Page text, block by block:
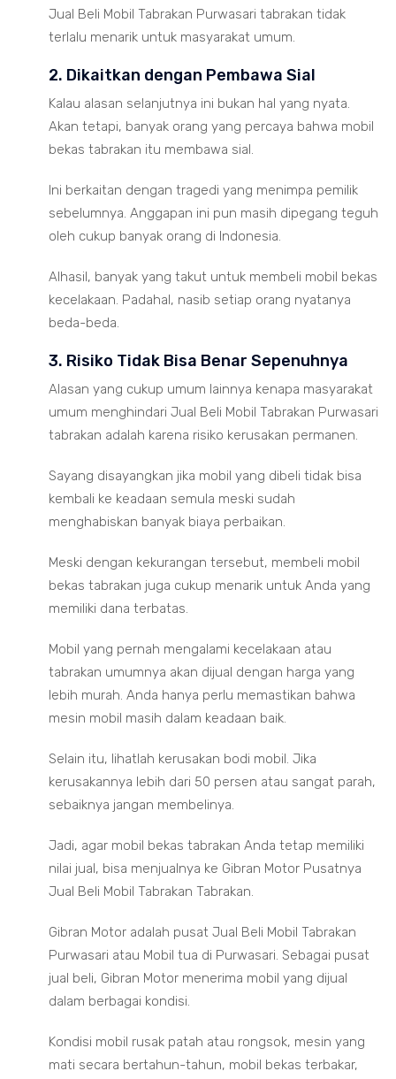
Jual Beli Mobil Tabrakan Purwasari tabrakan tidak
terlalu menarik untuk masyarakat umum.
2. Dikaitkan dengan Pembawa Sial
Kalau alasan selanjutnya ini bukan hal yang nyata.
Akan tetapi, banyak orang yang percaya bahwa mobil
bekas tabrakan itu membawa sial.
Ini berkaitan dengan tragedi yang menimpa pemilik
sebelumnya. Anggapan ini pun masih dipegang teguh
oleh cukup banyak orang di Indonesia.
Alhasil, banyak yang takut untuk membeli mobil bekas
kecelakaan. Padahal, nasib setiap orang nyatanya
beda-beda.
3. Risiko Tidak Bisa Benar Sepenuhnya
Alasan yang cukup umum lainnya kenapa masyarakat
umum menghindari Jual Beli Mobil Tabrakan Purwasari
tabrakan adalah karena risiko kerusakan permanen.
Sayang disayangkan jika mobil yang dibeli tidak bisa
kembali ke keadaan semula meski sudah
menghabiskan banyak biaya perbaikan.
Meski dengan kekurangan tersebut, membeli mobil
bekas tabrakan juga cukup menarik untuk Anda yang
memiliki dana terbatas.
Mobil yang pernah mengalami kecelakaan atau
tabrakan umumnya akan dijual dengan harga yang
lebih murah. Anda hanya perlu memastikan bahwa
mesin mobil masih dalam keadaan baik.
Selain itu, lihatlah kerusakan bodi mobil. Jika
kerusakannya lebih dari 50 persen atau sangat parah,
sebaiknya jangan membelinya.
Jadi, agar mobil bekas tabrakan Anda tetap memiliki
nilai jual, bisa menjualnya ke Gibran Motor Pusatnya
Jual Beli Mobil Tabrakan Tabrakan.
Gibran Motor adalah pusat Jual Beli Mobil Tabrakan
Purwasari atau Mobil tua di Purwasari. Sebagai pusat
jual beli, Gibran Motor menerima mobil yang dijual
dalam berbagai kondisi.
Kondisi mobil rusak patah atau rongsok, mesin yang
mati secara bertahun-tahun, mobil bekas terbakar,